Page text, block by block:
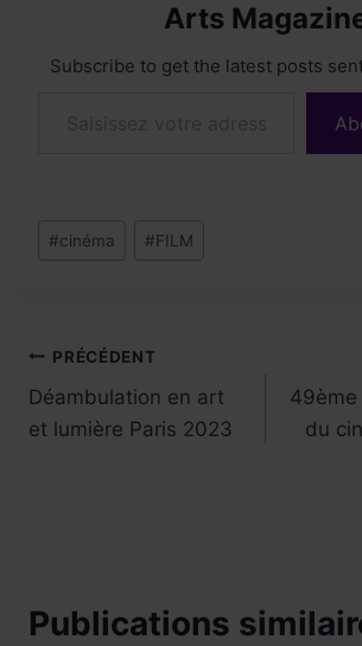
Arts
Subscribe to get the latest posts
Étiquettes
de
#cinéma #FILM
Navigation
de
PRÉCÉDENT
Déambulation en art
et lumière Paris 2023
du
Publications